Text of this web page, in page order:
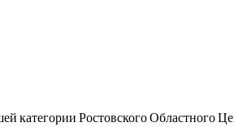
категории Ростовского Областного